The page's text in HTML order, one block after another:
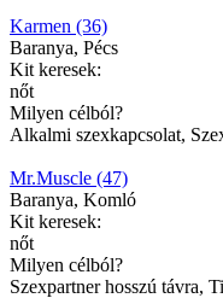
Karmen (36)
Baranya, Pécs
Kit keresek:
nőt
Milyen célból?
Alkalmi szexkapcsolat,
Mr.Muscle (47)
Baranya, Komló
Kit keresek:
nőt
Milyen célból?
Szexpartner hosszú távra,